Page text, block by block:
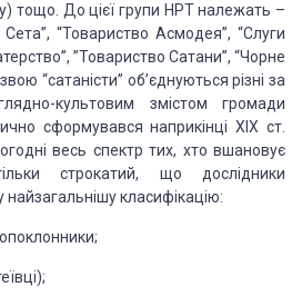
тощо. До цієї групи НРТ належать –
“Товариство Асмодея”, “Слуги
”Товариство Сатани”, “Чорне
“сатаністи” об’єднуються різні за
культовим змістом громади
сформувався наприкінці ХІХ ст.
весь спектр тих, хто вшановує
строкатий, що дослідники
класифікацію: